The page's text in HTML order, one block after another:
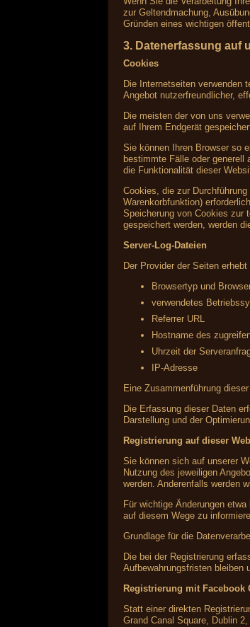
zur Geltendmachung,
Gründen eines wichtigen
3. Datenerfassung auf
Cookies
Die Internetseiten verwenden
Angebot nutzerfreundlicher,
Die meisten der von uns
auf Ihrem Endgerät
Sie können Ihren Browser so
bestimmte Fälle oder
die Funktionalität dieser
Cookies, die zur
Warenkorbfunktion)
Speicherung von Cookies zur
gespeichert werden, werden
Server-Log-Dateien
Der Provider der Seiten
Browsertyp und
verwendetes
Referrer URL
Hostname des
Uhrzeit der
IP-Adresse
Eine Zusammenführung
Die Erfassung dieser Daten
Darstellung und der
Registrierung auf dieser
Sie können sich auf unserer
Nutzung des jeweiligen
werden. Anderenfalls werden
Für wichtige Änderungen
auf diesem Wege zu
Grundlage für die
Die bei der Registrierung
Aufbewahrungsfristen bleiben
Registrierung mit Facebook
Statt einer direkten
Grand Canal Square, Dublin 2,